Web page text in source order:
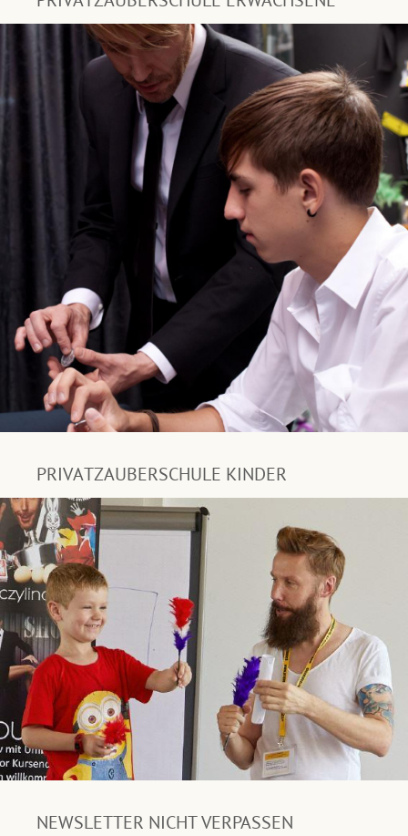
PRIVATZAUBERSCHULE KINDER
NEWSLETTER NICHT VERPASSEN